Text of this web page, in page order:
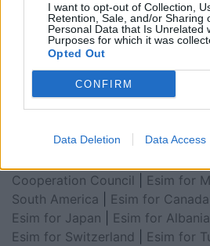
I want to opt-out of Collection,
Retention, Sale, and/or Sharing
Personal Data that Is Unrelated
Purposes for which it was
Opted Out
CONFIRM
Data Deletion Data Access
Esim for Global|Esim for Europe
Esim for USA| Esim for Italy|
for Turkey|Esim for Germany|
Esim for World Cup
Arabia|Esim for Egypt|Esim
for China| Esim for United
Cooperation Council
Esim for
South America
Esim for Canada
Esim for Japan
Esim for Albania
Esim for Switzerland
Esim for